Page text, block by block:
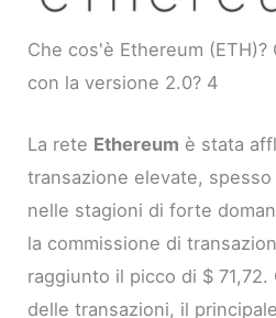
Che cos'è Ethereum
con la versione 2.0? 4
La rete Ethereum è stata
transazione elevate,
nelle stagioni di forte
la commissione di
raggiunto il picco di $ 71,72.
delle transazioni, il